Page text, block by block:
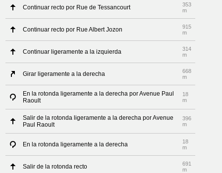
Continuar recto por Rue de Tessancourt
353
m
Continuar recto por Rue Albert Jozon
915
m
Continuar ligeramente a la izquierda
314
m
Girar ligeramente a la derecha
668
m
En la rotonda ligeramente a la derecha por Avenue Paul
Raoult
18
m
Salir de la rotonda ligeramente a la derecha por Avenue
Paul Raoult
396
m
En la rotonda ligeramente a la derecha
18
m
Salir de la rotonda recto
691
m